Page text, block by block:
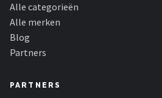
Alle categorieën
Alle merken
Blog
Partners
PARTNERS